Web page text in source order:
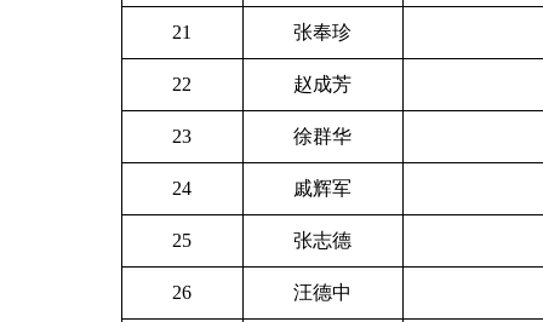
21 张奉珍
22 赵成芳
23 徐群华
24 戚辉军
25 张志德
26 汪德中